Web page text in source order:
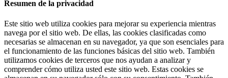
Resumen de la privacidad
Este sitio web utiliza cookies para mejorar su experiencia mientras
navega por el sitio web. De ellas, las cookies clasificadas como
necesarias se almacenan en su navegador, ya que son esenciales para
el funcionamiento de las funciones básicas del sitio web. También
utilizamos cookies de terceros que nos ayudan a analizar y
comprender cómo utiliza usted este sitio web. Estas cookies se